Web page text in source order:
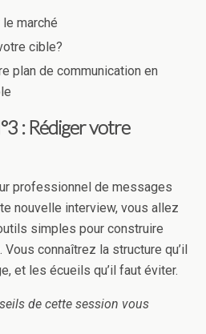
marché
cible?
plan de communication en
: Rédiger votre
professionnel de messages
nouvelle interview, vous allez
simples pour construire
connaîtrez la structure qu’il
et les écueils qu’il faut éviter.
de cette session vous